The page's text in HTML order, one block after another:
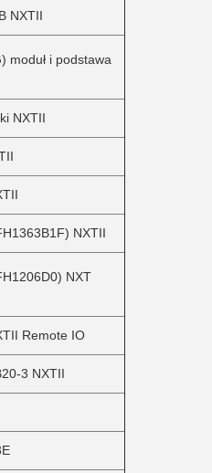
NXTII
moduł i podstawa
NXTII
NXTII
NXT
Remote IO
3 NXTII